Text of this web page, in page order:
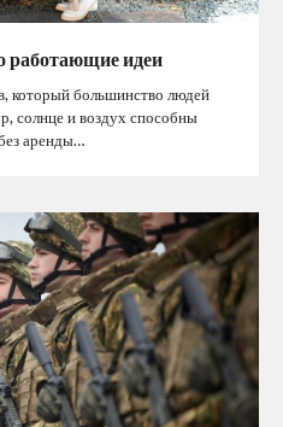
работающие идеи
который большинство людей
солнце и воздух способны
аренды…